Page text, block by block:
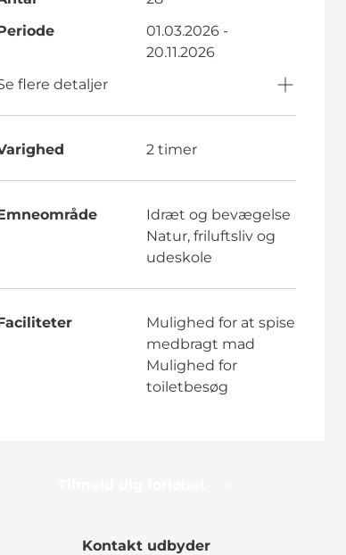
01.03.2026 -
20.11.2026
flere detaljer
2 timer
Idræt og bevægelse
Natur, friluftsliv og
udeskole
Mulighed for at spise
medbragt mad
Mulighed for
toiletbesøg
Kontakt udbyder